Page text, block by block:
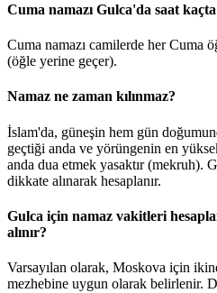
Cuma namazı Gulca'da saat
Cuma namazı camilerde her Cuma
(öğle yerine geçer).
Namaz ne zaman kılınmaz?
İslam'da, güneşin hem gün
geçtiği anda ve yörüngenin en
anda dua etmek yasaktır (mekruh).
dikkate alınarak hesaplanır.
Gulca için namaz vakitleri
alınır?
Varsayılan olarak, Moskova için
mezhebine uygun olarak belirlenir.